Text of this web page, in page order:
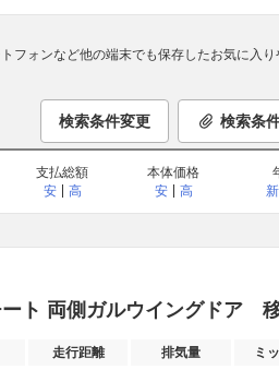
フォンなど他の端末でも保存したお気に入り
検索条件変更 検索条
支払総額
安
高
本体価格
安
高
新
ート 両側ガルウイングドア
走行距離 排気量 ミ